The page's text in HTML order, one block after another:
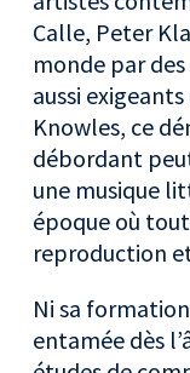
Calle, Peter
monde par
aussi
Knowles, ce
débordant
une musique
époque où
reproduction
Ni sa
entamée dès